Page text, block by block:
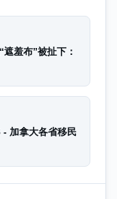
羞布”被扯下：
加拿大各省移民